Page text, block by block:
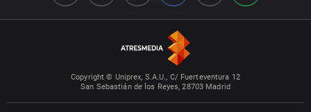
Copyright © Uniprex, S.A.U., C/ Fuerteventura 12
San Sebastián de los Reyes, 28703 Madrid